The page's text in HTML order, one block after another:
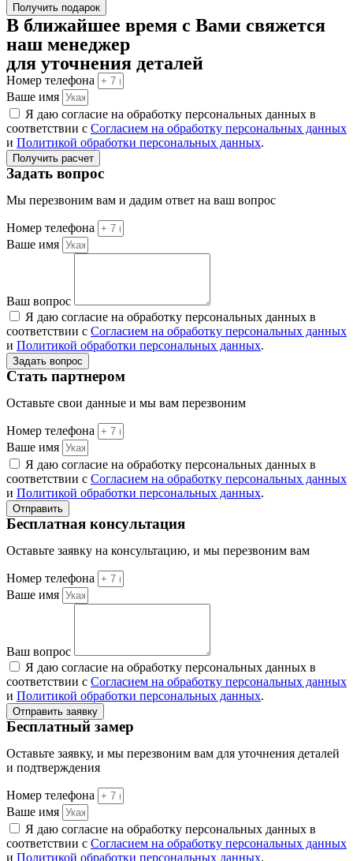
Получить подарок
В ближайшее время с Вами свяжется
наш менеджер
для уточнения деталей
Номер телефона
Ваше имя
Я даю согласие на обработку персональных данных в
соответствии с Согласием на обработку персональных данных
и Политикой обработки персональных данных.
Получить расчет
Задать вопрос
Мы перезвоним вам и дадим ответ на ваш вопрос
Номер телефона
Ваше имя
Ваш вопрос
Я даю согласие на обработку персональных данных в
соответствии с Согласием на обработку персональных данных
и Политикой обработки персональных данных.
Задать вопрос
Стать партнером
Оставьте свои данные и мы вам перезвоним
Номер телефона
Ваше имя
Я даю согласие на обработку персональных данных в
соответствии с Согласием на обработку персональных данных
и Политикой обработки персональных данных.
Отправить
Бесплатная консультация
Оставьте заявку на консультацию, и мы перезвоним вам
Номер телефона
Ваше имя
Ваш вопрос
Я даю согласие на обработку персональных данных в
соответствии с Согласием на обработку персональных данных
и Политикой обработки персональных данных.
Отправить заявку
Бесплатный замер
Оставьте заявку, и мы перезвоним вам для уточнения деталей
и подтверждения
Номер телефона
Ваше имя
Я даю согласие на обработку персональных данных в
соответствии с Согласием на обработку персональных данных
и Политикой обработки персональных данных.